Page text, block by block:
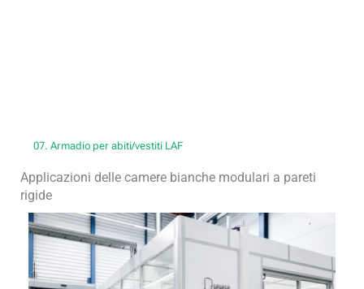
07. Armadio per abiti/vestiti LAF
Applicazioni delle camere bianche modulari a pareti
rigide